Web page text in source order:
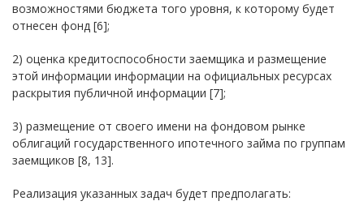
возможностями бюджета того уровня, к которому будет
отнесен фонд [6];
2) оценка кредитоспособности заемщика и размещение
этой информации информации на официальных ресурсах
раскрытия публичной информации [7];
3) размещение от своего имени на фондовом рынке
облигаций государственного ипотечного займа по группам
заемщиков [8, 13].
Реализация указанных задач будет предполагать: